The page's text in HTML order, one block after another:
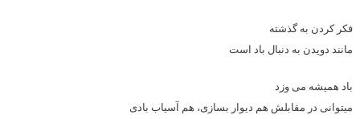
فکر کردن به گذشته
مانند دویدن به دنبال باد است
باد همیشه می وزد
میتوانی در مقابلش هم دیوار بسازی، هم آسیاب بادی